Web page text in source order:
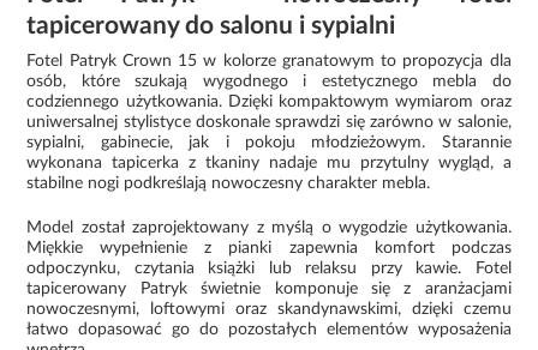
tapicerowany do salonu i sypialni
Fotel Patryk Crown 15 w kolorze granatowym to propozycja dla
osób, które szukają wygodnego i estetycznego mebla do
codziennego użytkowania. Dzięki kompaktowym wymiarom oraz
uniwersalnej stylistyce doskonale sprawdzi się zarówno w salonie,
sypialni, gabinecie, jak i pokoju młodzieżowym. Starannie
wykonana tapicerka z tkaniny nadaje mu przytulny wygląd, a
stabilne nogi podkreślają nowoczesny charakter mebla.
Model został zaprojektowany z myślą o wygodzie użytkowania.
Miękkie wypełnienie z pianki zapewnia komfort podczas
odpoczynku, czytania książki lub relaksu przy kawie. Fotel
tapicerowany Patryk świetnie komponuje się z aranżacjami
nowoczesnymi, loftowymi oraz skandynawskimi, dzięki czemu
łatwo dopasować go do pozostałych elementów wyposażenia